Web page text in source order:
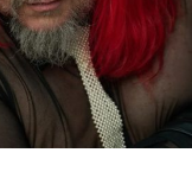
y Argentina.
junto a otros
en el skatepark
de
comunicación.
ofrecer una
entre el